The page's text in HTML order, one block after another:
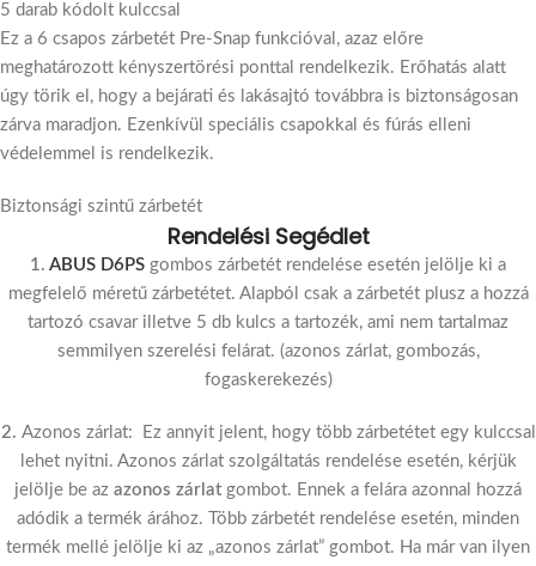
5 darab kódolt kulccsal
Ez a 6 csapos zárbetét Pre-Snap funkcióval, azaz előre
meghatározott kényszertörési ponttal rendelkezik. Erőhatás alatt
úgy törik el, hogy a bejárati és lakásajtó továbbra is biztonságosan
zárva maradjon. Ezenkívül speciális csapokkal és fúrás elleni
védelemmel is rendelkezik.
Biztonsági szintű zárbetét
Rendelési Segédlet
1. ABUS D6PS gombos zárbetét rendelése esetén jelölje ki a
megfelelő méretű zárbetétet. Alapból csak a zárbetét plusz a hozzá
tartozó csavar illetve 5 db kulcs a tartozék, ami nem tartalmaz
semmilyen szerelési felárat. (azonos zárlat, gombozás,
fogaskerekezés)
2. Azonos zárlat: Ez annyit jelent, hogy több zárbetétet egy kulccsal
lehet nyitni. Azonos zárlat szolgáltatás rendelése esetén, kérjük
jelölje be az azonos zárlatgombot. Ennek a felára azonnal hozzá
adódik a termék árához. Több zárbetét rendelése esetén, minden
termék mellé jelölje ki az „azonos zárlat” gombot. Ha már van ilyen